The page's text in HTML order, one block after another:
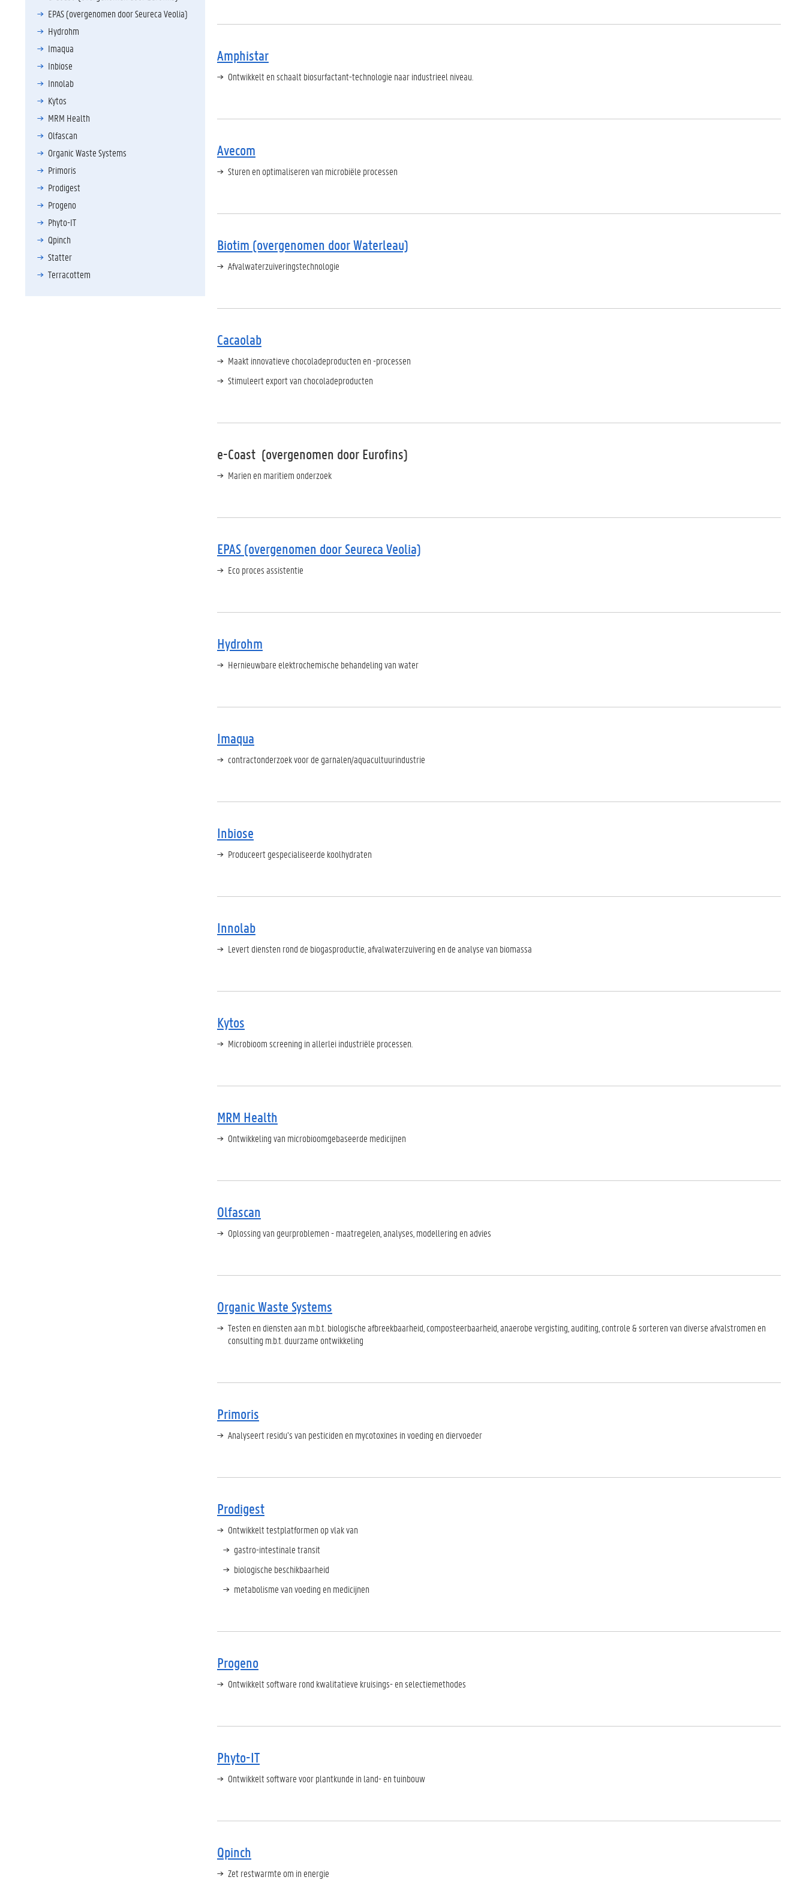
EPAS (overgenomen door Seureca Veolia)
Hydrohm
Imaqua
Inbiose
Innolab
Kytos
MRM Health
Olfascan
Organic Waste Systems
Primoris
Prodigest
Progeno
Phyto-IT
Qpinch
Statter
Terracottem
Amphistar
Ontwikkelt en schaalt biosurfactant-technologie naar industrieel niveau.
Avecom
Sturen en optimaliseren van microbiële processen
Biotim (overgenomen door Waterleau)
Afvalwaterzuiveringstechnologie
Cacaolab
Maakt innovatieve chocoladeproducten en -processen
Stimuleert export van chocoladeproducten
e-Coast (overgenomen door Eurofins)
Marien en maritiem onderzoek
EPAS (overgenomen door Seureca Veolia)
Eco proces assistentie
Hydrohm
Hernieuwbare elektrochemische behandeling van water
Imaqua
contractonderzoek voor de garnalen/aquacultuurindustrie
Inbiose
Produceert gespecialiseerde koolhydraten
Innolab
Levert diensten rond de biogasproductie, afvalwaterzuivering en de analyse van biomassa
Kytos
Microbioom screening in allerlei industriële processen.
MRM Health
Ontwikkeling van microbioomgebaseerde medicijnen
Olfascan
Oplossing van geurproblemen - maatregelen, analyses, modellering en advies
Organic Waste Systems
Testen en diensten aan m.b.t. biologische afbreekbaarheid, composteerbaarheid, anaerobe vergisting, auditing, controle & sorteren van diverse afvalstromen en
consulting m.b.t. duurzame ontwikkeling
Primoris
Analyseert residu’s van pesticiden en mycotoxines in voeding en diervoeder
Prodigest
Ontwikkelt testplatformen op vlak van
gastro-intestinale transit
biologische beschikbaarheid
metabolisme van voeding en medicijnen
Progeno
Ontwikkelt software rond kwalitatieve kruisings- en selectiemethodes
Phyto-IT
Ontwikkelt software voor plantkunde in land- en tuinbouw
Qpinch
Zet restwarmte om in energie